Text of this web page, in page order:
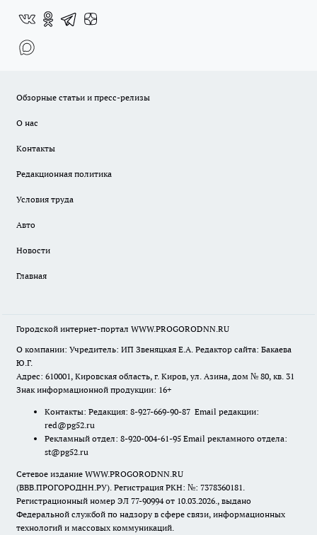
Обзорные статьи и пресс-релизы
О нас
Контакты
Редакционная политика
Условия труда
Авто
Новости
Главная
Городской интернет-портал WWW.PROGORODNN.RU
О компании: Учредитель: ИП Звеняцкая Е.А. Редактор сайта: Бакаева
Ю.Г.
Адрес: 610001, Кировская область, г. Киров, ул. Азина, дом № 80, кв. 31
Знак информационной продукции: 16+
Контакты: Редакция: 8-927-669-90-87 Email редакции:
red@pg52.ru
Рекламный отдел: 8-920-004-61-95 Email рекламного отдела:
st@pg52.ru
Сетевое издание WWW.PROGORODNN.RU
(ВВВ.ПРОГОРОДНН.РУ). Регистрация РКН: №: 7378360181.
Регистрационный номер ЭЛ 77-90994 от 10.03.2026., выдано
Федеральной службой по надзору в сфере связи, информационных
технологий и массовых коммуникаций.